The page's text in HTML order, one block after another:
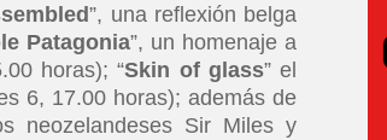
”, una reflexión belga
Patagonia”, un homenaje a
horas); “Skin of glass” el
6, 17.00 horas); además de
neozelandeses Sir Miles y